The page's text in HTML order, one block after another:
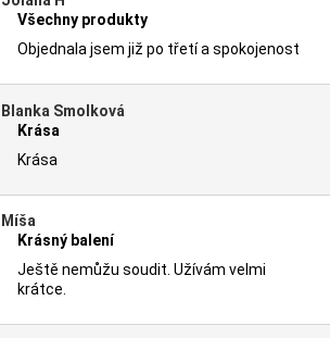
Všechny produkty
Objednala jsem již po třetí a spokojenost
Blanka Smolková
Krása
Krása
Míša
Krásný balení
Ještě nemůžu soudit. Užívám velmi
krátce.